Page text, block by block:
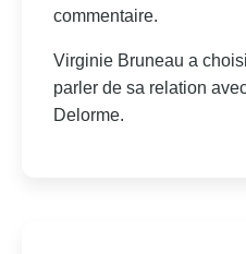
commentaire.
Virginie Bruneau a
parler de sa relation
Delorme.